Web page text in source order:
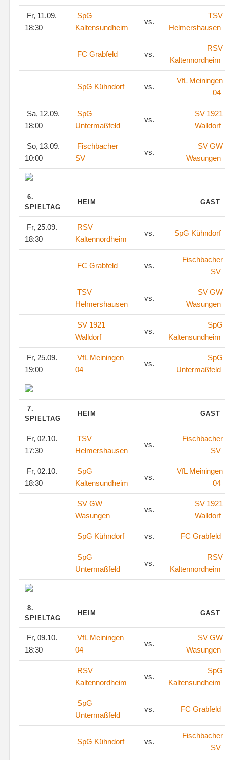
Fr, 11.09.
18:30
SpG
Kaltensundheim
vs.
TSV
Helmershausen
FC Grabfeld vs.
RSV
Kaltennordheim
SpG Kühndorf vs.
VfL Meiningen
04
Sa, 12.09.
18:00
SpG
Untermaßfeld
vs.
SV 1921
Walldorf
So, 13.09.
10:00
Fischbacher
SV
vs.
SV GW
Wasungen
6.
SPIELTAG
HEIM GAST
Fr, 25.09.
18:30
RSV
Kaltennordheim
vs. SpG Kühndorf
FC Grabfeld vs.
Fischbacher
SV
TSV
Helmershausen
vs.
SV GW
Wasungen
SV 1921
Walldorf
vs.
SpG
Kaltensundheim
Fr, 25.09.
19:00
VfL Meiningen
04
vs.
SpG
Untermaßfeld
7.
SPIELTAG
HEIM GAST
Fr, 02.10.
17:30
TSV
Helmershausen
vs.
Fischbacher
SV
Fr, 02.10.
18:30
SpG
Kaltensundheim
vs.
VfL Meiningen
04
SV GW
Wasungen
vs.
SV 1921
Walldorf
SpG Kühndorf vs. FC Grabfeld
SpG
Untermaßfeld
vs.
RSV
Kaltennordheim
8.
SPIELTAG
HEIM GAST
Fr, 09.10.
18:30
VfL Meiningen
04
vs.
SV GW
Wasungen
RSV
Kaltennordheim
vs.
SpG
Kaltensundheim
SpG
Untermaßfeld
vs. FC Grabfeld
SpG Kühndorf vs.
Fischbacher
SV